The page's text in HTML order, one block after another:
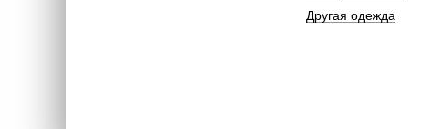
Другая одежда